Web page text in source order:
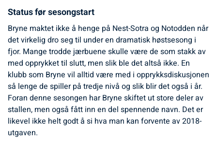
Status før sesongstart
Bryne maktet ikke å henge på Nest-Sotra og Notodden når
det virkelig dro seg til under en dramatisk høstsesong i
fjor. Mange trodde jærbuene skulle være de som stakk av
med opprykket til slutt, men slik ble det altså ikke. En
klubb som Bryne vil alltid være med i opprykksdiskusjonen
så lenge de spiller på tredje nivå og slik blir det også i år.
Foran denne sesongen har Bryne skiftet ut store deler av
stallen, men også fått inn en del spennende navn. Det er
likevel ikke helt godt å si hva man kan forvente av 2018-
utgaven.